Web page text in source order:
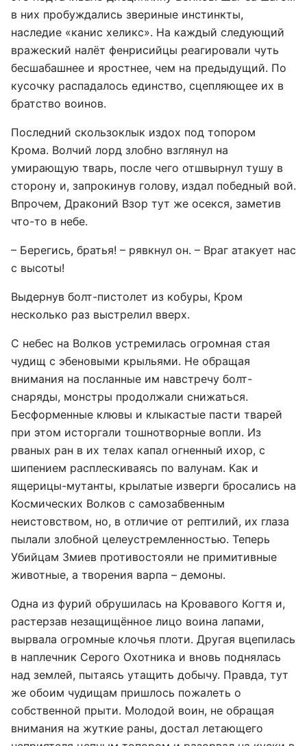
в них пробуждались звериные инстинкты,
наследие «канис хеликс». На каждый следующий
вражеский налёт фенрисийцы реагировали чуть
бесшабашнее и яростнее, чем на предыдущий. По
кусочку распадалось единство, сцепляющее их в
братство воинов.
Последний скользоклык издох под топором
Крома. Волчий лорд злобно взглянул на
умирающую тварь, после чего отшвырнул тушу в
сторону и, запрокинув голову, издал победный вой.
Впрочем, Драконий Взор тут же осекся, заметив
что-то в небе.
– Берегись, братья! – рявкнул он. – Враг атакует нас
с высоты!
Выдернув болт-пистолет из кобуры, Кром
несколько раз выстрелил вверх.
С небес на Волков устремилась огромная стая
чудищ с эбеновыми крыльями. Не обращая
внимания на посланные им навстречу болт-
снаряды, монстры продолжали снижаться.
Бесформенные клювы и клыкастые пасти тварей
при этом исторгали тошнотворные вопли. Из
рваных ран в их телах капал огненный ихор, с
шипением расплескиваясь по валунам. Как и
ящерицы-мутанты, крылатые изверги бросались на
Космических Волков с самозабвенным
неистовством, но, в отличие от рептилий, их глаза
пылали злобной целеустремленностью. Теперь
Убийцам Змиев противостояли не примитивные
животные, а творения варпа – демоны.
Одна из фурий обрушилась на Кровавого Когтя и,
растерзав незащищённое лицо воина лапами,
вырвала огромные клочья плоти. Другая вцепилась
в наплечник Серого Охотника и вновь поднялась
над землей, пытаясь утащить добычу. Правда, тут
же обоим чудищам пришлось пожалеть о
собственной прыти. Молодой воин, не обращая
внимания на жуткие раны, достал летающего